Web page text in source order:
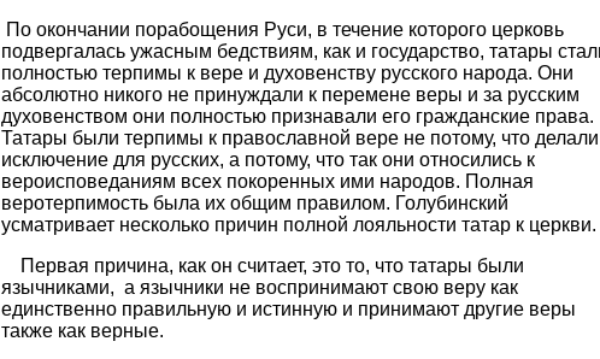
По окончании порабощения Руси, в течение которого церковь
подвергалась ужасным бедствиям, как и государство, татары
полностью терпимы к вере и духовенству русского народа. Они
абсолютно никого не принуждали к перемене веры и за русским
духовенством они полностью признавали его гражданские права.
Татары были терпимы к православной вере не потому, что делали
исключение для русских, а потому, что так они относились к
вероисповеданиям всех покоренных ими народов. Полная
веротерпимость была их общим правилом. Голубинский
усматривает несколько причин полной лояльности татар к церкви.
Первая причина, как он считает, это то, что татары были
язычниками, а язычники не воспринимают свою веру как
единственно правильную и истинную и принимают другие веры
также как верные.